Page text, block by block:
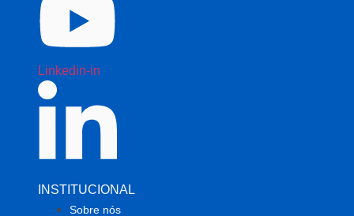
Linkedin-in
INSTITUCIONAL
Sobre nós